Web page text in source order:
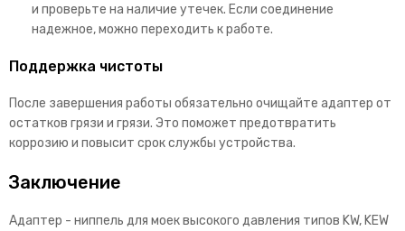
и проверьте на наличие утечек. Если соединение
надежное, можно переходить к работе.
Поддержка чистоты
После завершения работы обязательно очищайте адаптер от
остатков грязи и грязи. Это поможет предотвратить
коррозию и повысит срок службы устройства.
Заключение
Адаптер - ниппель для моек высокого давления типов KW, KEW